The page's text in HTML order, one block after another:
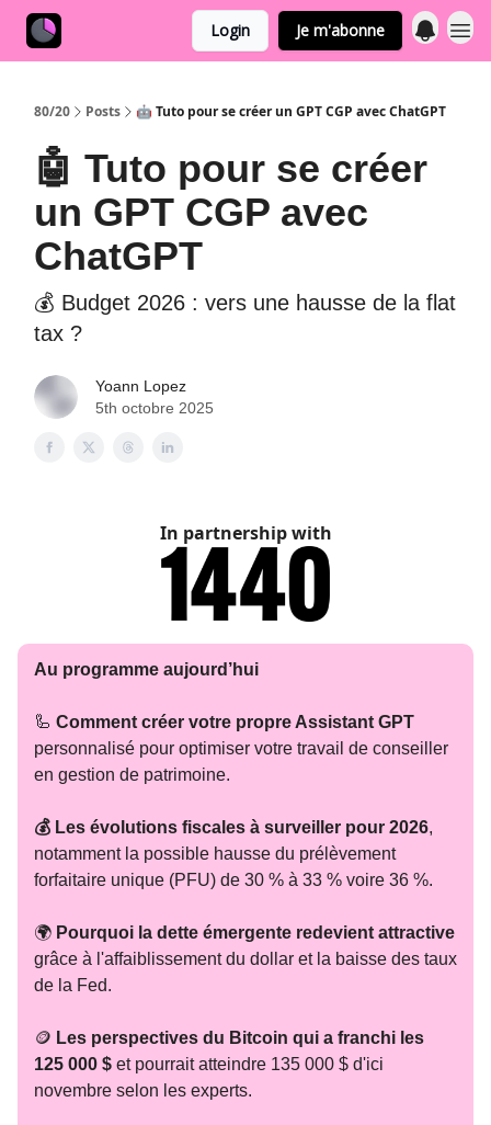
Login Je m'abonne
80/20 Posts 🤖 Tuto pour se créer un GPT CGP avec ChatGPT
🤖 Tuto pour se créer
un GPT CGP avec
ChatGPT
💰 Budget 2026 : vers une hausse de la flat
tax ?
Yoann Lopez
5th octobre 2025
In partnership with
Au programme aujourd’hui
🦾 Comment créer votre propre Assistant GPT
personnalisé pour optimiser votre travail de conseiller
en gestion de patrimoine.
💰 Les évolutions fiscales à surveiller pour 2026,
notamment la possible hausse du prélèvement
forfaitaire unique (PFU) de 30 % à 33 % voire 36 %.
🌍 Pourquoi la dette émergente redevient attractive
grâce à l'affaiblissement du dollar et la baisse des taux
de la Fed.
🪙 Les perspectives du Bitcoin qui a franchi les
125 000 $ et pourrait atteindre 135 000 $ d'ici
novembre selon les experts.